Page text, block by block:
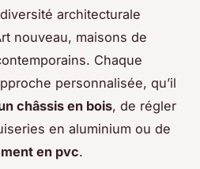
architecturale
nouveau, maisons de
Chaque
personnalisée, qu’il
châssis en bois, de régler
en aluminium ou de
en pvc.